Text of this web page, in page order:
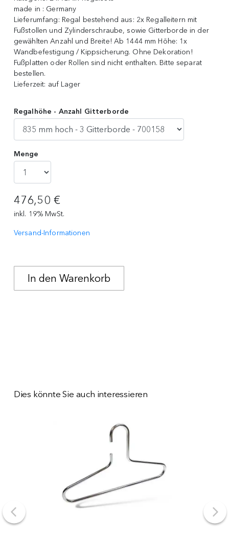
made in : Germany
Lieferumfang: Regal bestehend aus: 2x Regalleitern mit
Fußstollen und Zylinderschraube, sowie Gitterborde in der
gewählten Anzahl und Breite! Ab 1444 mm Höhe: 1x
Wandbefestigung / Kippsicherung . Ohne Dekoration!
Fußplatten oder Rollen sind nicht enthalten. Bitte separat
bestellen.
Lieferzeit: auf Lager
Regalhöhe - Anzahl Gitterborde
Menge
476,50 €
inkl. 19% MwSt.
Versand-Informationen
Dies könnte Sie auch interessieren